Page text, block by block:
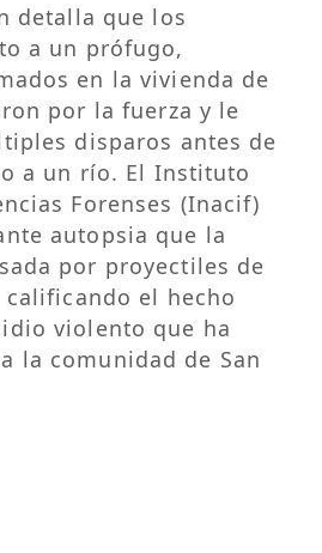
detalla que los
a un prófugo,
en la vivienda de
por la fuerza y le
disparos antes de
a un río. El Instituto
Forenses (Inacif)
autopsia que la
por proyectiles de
el hecho
violento que ha
la comunidad de San